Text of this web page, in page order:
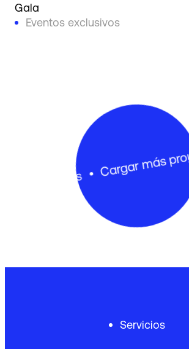
Gala
Eventos exclusivos
Cargar más proyectos
Servicios